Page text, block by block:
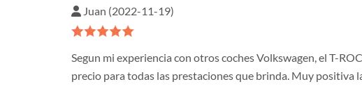
Juan (2022-11-19)
Segun mi experiencia con otros coches Volkswagen, el T-
precio para todas las prestaciones que brinda. Muy positiva